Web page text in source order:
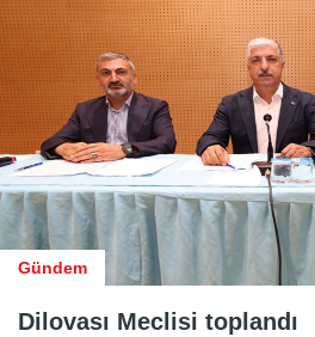
Gündem
Dilovası Meclisi toplandı